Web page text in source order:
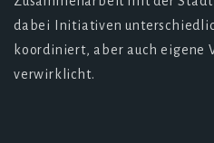
dabei Initiativen
koordiniert, aber auch eigene
verwirklicht.